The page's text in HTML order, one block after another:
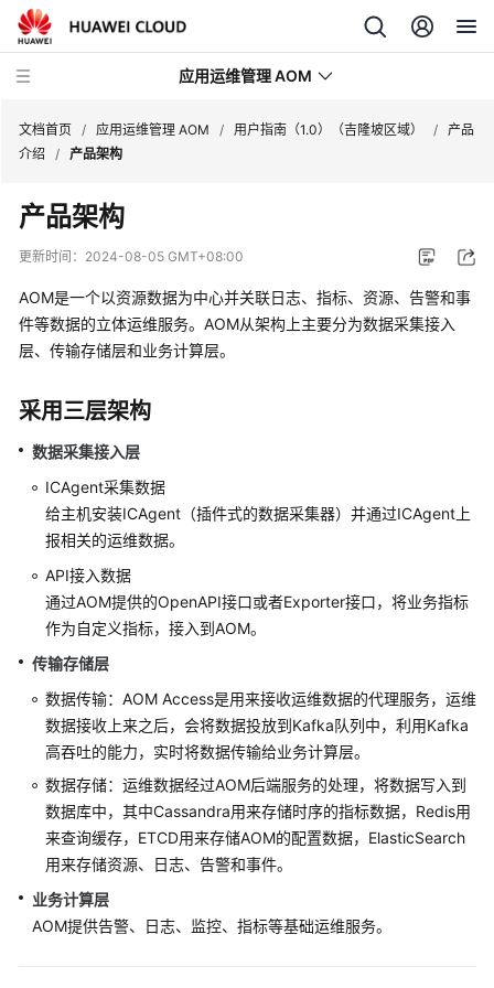
应用运维管理 AOM
最
新
动
产
品
计
说
明
快
速
入
门
用
户
指
南
最
佳
实
践
文档首页 / 应用运维管理 AOM / 用户指南（1.0）（吉隆坡区域） / 产品
介绍
/ 产品架构
产品架构
更新时间： 2024-08-05 GMT+08:00
AOM是一个以资源数据为中心并关联日志、指标、资源、告警和事
件等数据的立体运维服务。AOM从架构上主要分为数据采集接入
层、传输存储层和业务计算层。
采用三层架构
数据采集接入层
ICAgent采集数据
给主机安装ICAgent（插件式的数据采集器）并通过ICAgent上
报相关的运维数据。
API接入数据
通过AOM提供的OpenAPI接口或者Exporter接口，将业务指标
作为自定义指标，接入到AOM。
传输存储层
数据传输：AOM Access是用来接收运维数据的代理服务，运维
数据接收上来之后，会将数据投放到Kafka队列中，利用Kafka
高吞吐的能力，实时将数据传输给业务计算层。
数据存储：运维数据经过AOM后端服务的处理，将数据写入到
数据库中，其中Cassandra用来存储时序的指标数据，Redis用
来查询缓存，ETCD用来存储AOM的配置数据，ElasticSearch
用来存储资源、日志、告警和事件。
业务计算层
AOM提供告警、日志、监控、指标等基础运维服务。